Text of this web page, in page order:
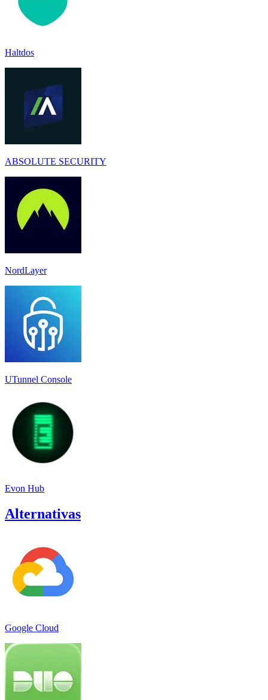
Haltdos
ABSOLUTE SECURITY
NordLayer
UTunnel Console
Evon Hub
Alternativas
Google Cloud